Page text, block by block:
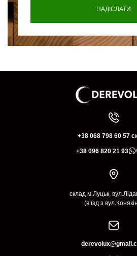
+38 068 798 60 57
+38 096 820 21 93
склад м.Луцьк,
(в’їзд з